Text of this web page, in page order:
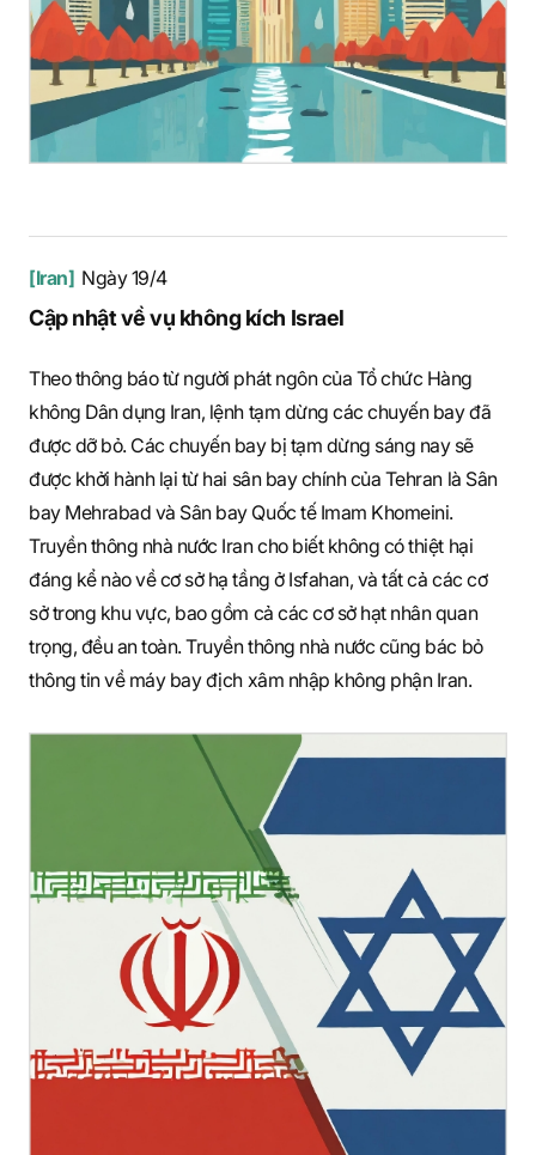
[Iran] Ngày 19/4
Cập nhật về vụ không kích Israel
Theo thông báo từ người phát ngôn của Tổ chức Hàng
không Dân dụng Iran, lệnh tạm dừng các chuyến bay đã
được dỡ bỏ. Các chuyến bay bị tạm dừng sáng nay sẽ
được khởi hành lại từ hai sân bay chính của Tehran là Sân
bay Mehrabad và Sân bay Quốc tế Imam Khomeini.
Truyền thông nhà nước Iran cho biết không có thiệt hại
đáng kể nào về cơ sở hạ tầng ở Isfahan, và tất cả các cơ
sở trong khu vực, bao gồm cả các cơ sở hạt nhân quan
trọng, đều an toàn. Truyền thông nhà nước cũng bác bỏ
thông tin về máy bay địch xâm nhập không phận Iran.